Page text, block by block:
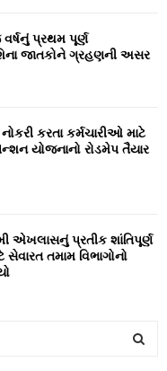
પ્રથમ પૂર્ણ
જાતકોને ગ્રહણની અસર
કરતા કર્મચારીઓ માટે
યોજનાનો રોડમેપ તૈયાર
એખલાસનું પ્રતીક શાંતિપૂર્ણ
સેવારત તમામ વિભાગોનો